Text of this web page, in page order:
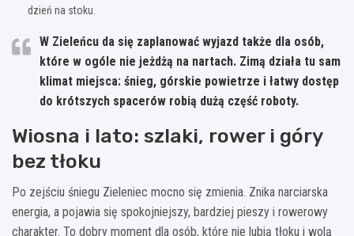
dzień na stoku.
W Zieleńcu da się zaplanować wyjazd także dla osób,
które w ogóle nie jeżdżą na nartach. Zimą działa tu sam
klimat miejsca: śnieg, górskie powietrze i łatwy dostęp
do krótszych spacerów robią dużą część roboty.
Wiosna i lato: szlaki, rower i góry
bez tłoku
Po zejściu śniegu Zieleniec mocno się zmienia. Znika narciarska
energia, a pojawia się spokojniejszy, bardziej pieszy i rowerowy
charakter. To dobry moment dla osób, które nie lubią tłoku i wolą